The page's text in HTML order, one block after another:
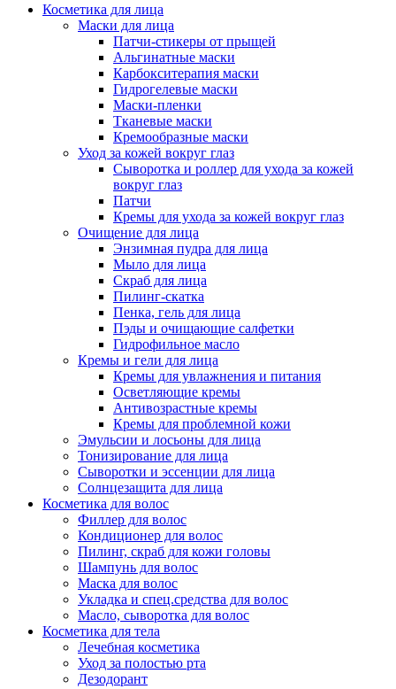
Косметика для лица
Маски для лица
Патчи-стикеры от прыщей
Альгинатные маски
Карбокситерапия маски
Гидрогелевые маски
Маски-пленки
Тканевые маски
Кремообразные маски
Уход за кожей вокруг глаз
Сыворотка и роллер для ухода за кожей
вокруг глаз
Патчи
Кремы для ухода за кожей вокруг глаз
Очищение для лица
Энзимная пудра для лица
Мыло для лица
Скраб для лица
Пилинг-скатка
Пенка, гель для лица
Пэды и очищающие салфетки
Гидрофильное масло
Кремы и гели для лица
Кремы для увлажнения и питания
Осветляющие кремы
Антивозрастные кремы
Кремы для проблемной кожи
Эмульсии и лосьоны для лица
Тонизирование для лица
Сыворотки и эссенции для лица
Солнцезащита для лица
Косметика для волос
Филлер для волос
Кондиционер для волос
Пилинг, скраб для кожи головы
Шампунь для волос
Маска для волос
Укладка и спец.средства для волос
Масло, сыворотка для волос
Косметика для тела
Лечебная косметика
Уход за полостью рта
Дезодорант